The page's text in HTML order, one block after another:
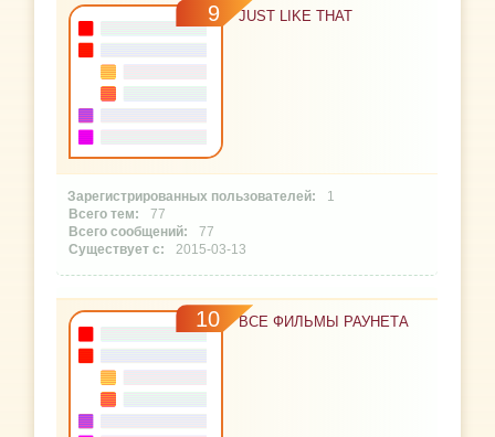
9 JUST LIKE THAT
1
77
77
2015-03-13
10 ВСЕ ФИЛЬМЫ РАУНЕТА